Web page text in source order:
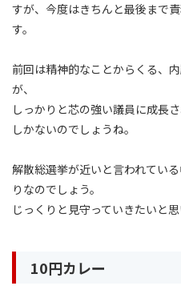
すが、今度はきちんと最後まで
す。
前回は精神的なことからくる、
が、
しっかりと芯の強い議員に成長
しかないのでしょうね。
解散総選挙が近いと言われてい
りなのでしょう。
じっくりと見守っていきたいと思
10円カレー